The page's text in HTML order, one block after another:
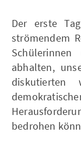
Der erste
strömendem
abhalten,
bedrohen